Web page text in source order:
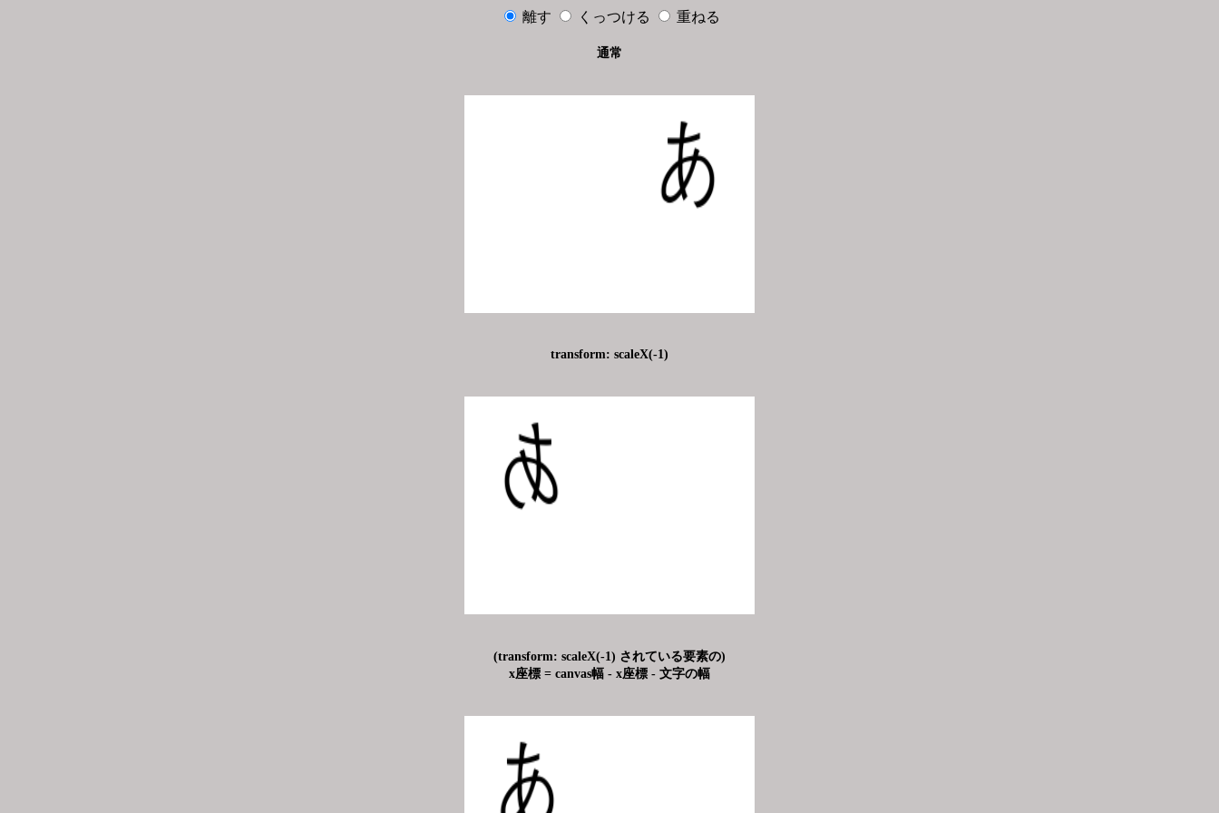
離す くっつける 重ねる
通常
transform: scaleX(-1)
(transform: scaleX(-1) されている要素の)
x座標 = canvas幅 - x座標 - 文字の幅